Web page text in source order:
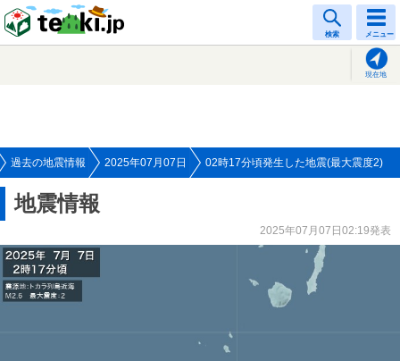
検索 メニュー
現在地
過去の地震情報 2025年07月07日 02時17分頃発生した地震(最大震度2)
地震情報
2025年07月07日02:19発表